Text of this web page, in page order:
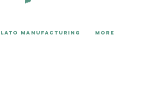
MANUFACTURING More